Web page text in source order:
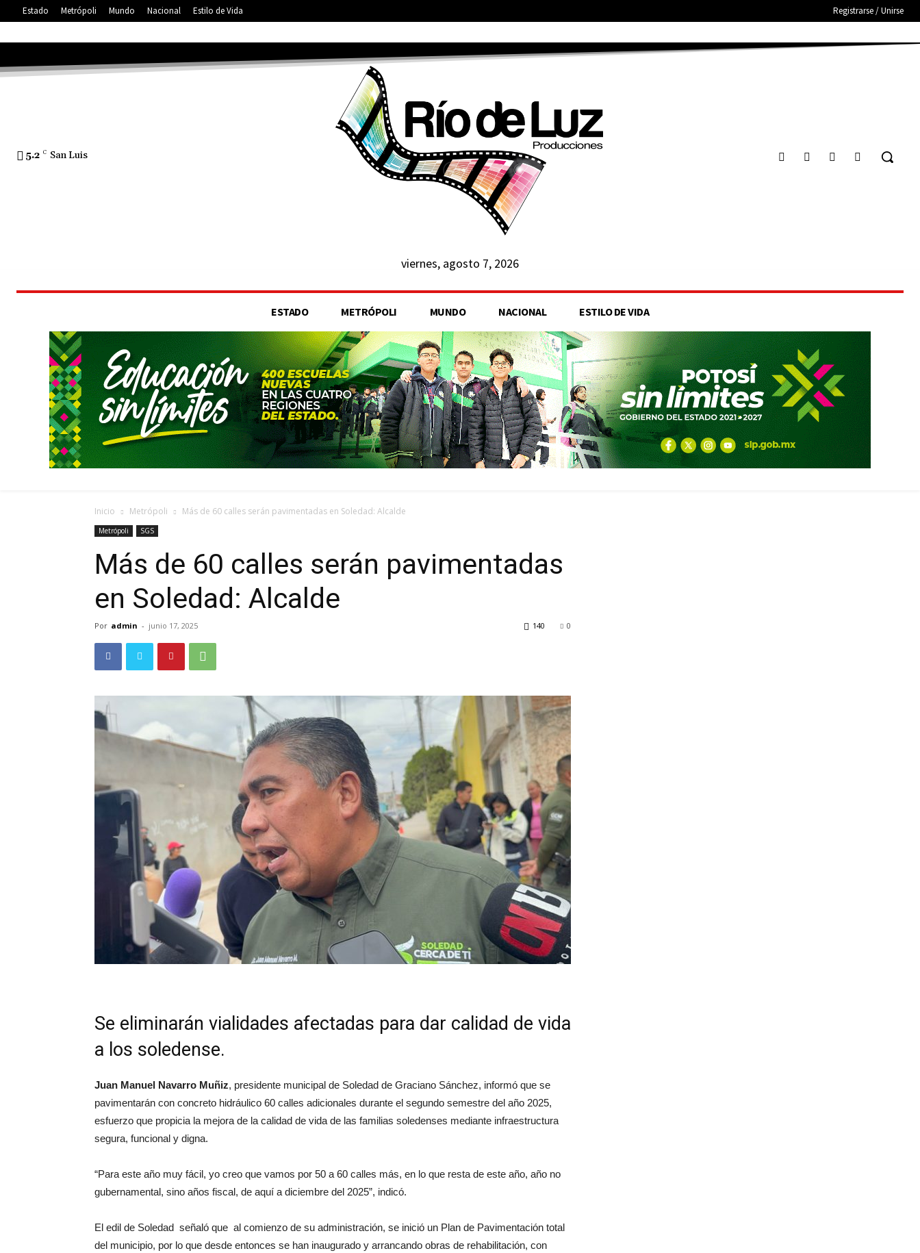
Estado Metrópoli Mundo Nacional Estilo de Vida Registrarse / Unirse
5.2 C San Luis
viernes, agosto 7, 2026
ESTADO METRÓPOLI MUNDO NACIONAL ESTILO DE VIDA
Inicio Metrópoli Más de 60 calles serán pavimentadas en Soledad: Alcalde
Metrópoli SGS
Más de 60 calles serán pavimentadas
en Soledad: Alcalde
Por admin - junio 17, 2025 0
140
Se eliminarán vialidades afectadas para dar calidad de vida
a los soledense.
Juan Manuel Navarro Muñiz, presidente municipal de Soledad de Graciano Sánchez, informó que se
pavimentarán con concreto hidráulico 60 calles adicionales durante el segundo semestre del año 2025,
esfuerzo que propicia la mejora de la calidad de vida de las familias soledenses mediante infraestructura
segura, funcional y digna.
“Para este año muy fácil, yo creo que vamos por 50 a 60 calles más, en lo que resta de este año, año no
gubernamental, sino años fiscal, de aquí a diciembre del 2025”, indicó.
El edil de Soledad señaló que al comienzo de su administración, se inició un Plan de Pavimentación total
del municipio, por lo que desde entonces se han inaugurado y arrancando obras de rehabilitación, con